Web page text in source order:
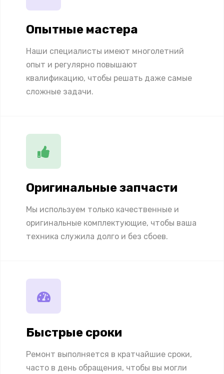
Опытные мастера
Наши специалисты имеют многолетний
опыт и регулярно повышают
квалификацию, чтобы решать даже самые
сложные задачи.
Оригинальные запчасти
Мы используем только качественные и
оригинальные комплектующие, чтобы ваша
техника служила долго и без сбоев.
Быстрые сроки
Ремонт выполняется в кратчайшие сроки,
часто в день обращения, чтобы вы могли